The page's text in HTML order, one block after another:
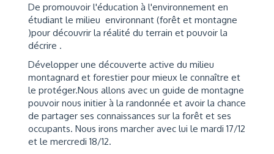
De promouvoir l'éducation à l'environnement en
étudiant le milieu environnant (forêt et montagne
)pour découvrir la réalité du terrain et pouvoir la
décrire .
Développer une découverte active du milieu
montagnard et forestier pour mieux le connaître et
le protéger.Nous allons avec un guide de montagne
pouvoir nous initier à la randonnée et avoir la chance
de partager ses connaissances sur la forêt et ses
occupants. Nous irons marcher avec lui le mardi 17/12
et le mercredi 18/12.